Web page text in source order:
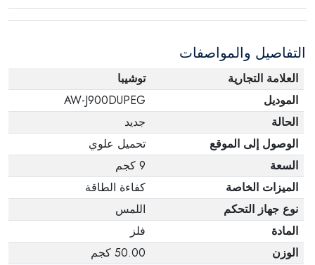
التفاصيل والمواصفات
العلامة التجارية
توشيبا
الموديل
AW-J900DUPEG
الحالة
جديد
الوصول إلى الموقع
تحميل علوي
السعة
9 كجم
الميزات الخاصة
كفاءة الطاقة
نوع جهاز التحكم
اللمس
المادة
فلز
الوزن
50.00 كجم